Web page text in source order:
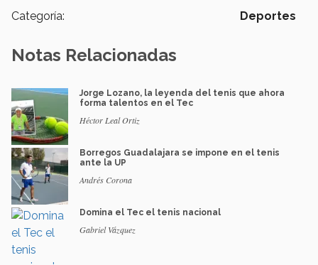
Categoría: Deportes
Notas Relacionadas
Jorge Lozano, la leyenda del tenis que ahora
forma talentos en el Tec
Héctor Leal Ortiz
Borregos Guadalajara se impone en el tenis
ante la UP
Andrés Corona
Domina el Tec el tenis nacional
Gabriel Vázquez